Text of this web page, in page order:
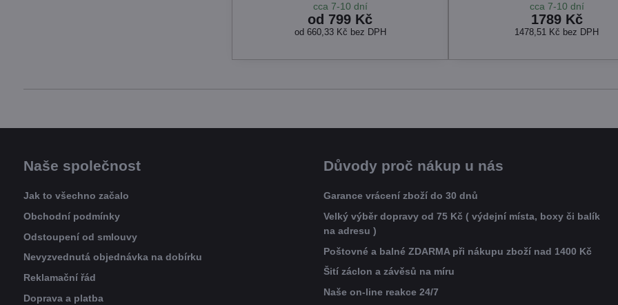
cca 7-10 dní
od 799 Kč
od 660,33 Kč bez DPH
cca 7-10 dní
1789 Kč
1478,51 Kč bez DPH
Naše společnost
Jak to všechno začalo
Obchodní podmínky
Odstoupení od smlouvy
Nevyzvednutá objednávka na dobírku
Reklamační řád
Doprava a platba
Důvody proč nákup u nás
Garance vrácení zboží do 30 dnů
Velký výběr dopravy od 75 Kč ( výdejní místa, boxy či balík
na adresu )
Poštovné a balné ZDARMA při nákupu zboží nad 1400 Kč
Šití záclon a závěsů na míru
Naše on-line reakce 24/7